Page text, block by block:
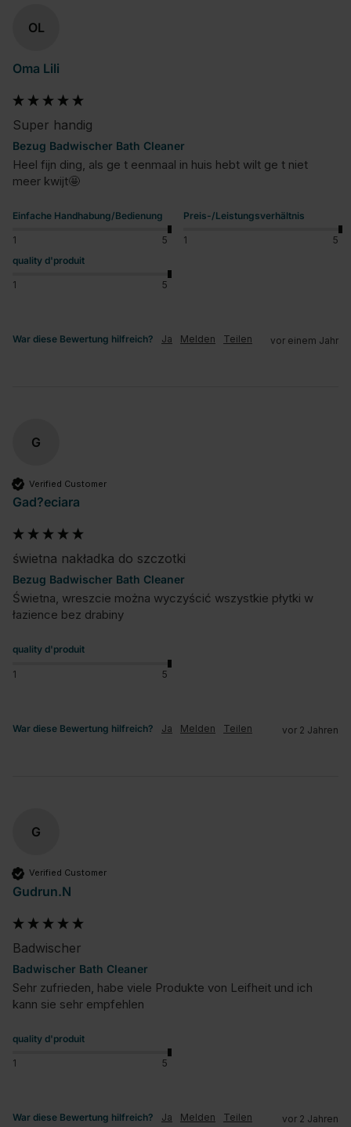
OL
Oma Lili
Super handig
Bezug Badwischer Bath Cleaner
Heel fijn ding, als ge t eenmaal in huis hebt wilt ge t niet
meer kwijt🤩
Einfache Handhabung/Bedienung
1 5
Preis-/Leistungsverhältnis
1
5
quality d'produit
1 5
War diese Bewertung hilfreich? Ja Melden Teilen vor einem Jahr
G
Verified Customer
Gad?eciara
świetna nakładka do szczotki
Bezug Badwischer Bath Cleaner
Świetna, wreszcie można wyczyścić wszystkie płytki w
łazience bez drabiny
quality d'produit
1 5
War diese Bewertung hilfreich? Ja Melden Teilen vor 2 Jahren
G
Verified Customer
Gudrun.N
Badwischer
Badwischer Bath Cleaner
Sehr zufrieden, habe viele Produkte von Leifheit und ich
kann sie sehr empfehlen
quality d'produit
1 5
War diese Bewertung hilfreich? Ja Melden Teilen vor 2 Jahren